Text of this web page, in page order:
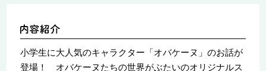
小学生に大人気のキャラクター「オバケーヌ」のお話が
登場！ オバケーヌたちの世界がぶたいのオリジナルス